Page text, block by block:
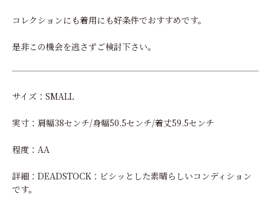
コレクションにも着用にも好条件でおすすめです。
是非この機会を逃さずご検討下さい。
サイズ：SMALL
実寸：肩幅38センチ/身幅50.5センチ/着丈59.5センチ
程度：AA
詳細：DEADSTOCK：ビシッとした素晴らしいコンディション
です。